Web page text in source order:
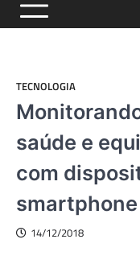
TECNOLOGIA
saúde e
com
smartphone
14/12/2018